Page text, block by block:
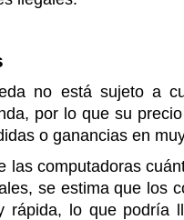
no está sujeto a
por lo que su
o ganancias en
las computadoras
se estima que los
rápida, lo que podría